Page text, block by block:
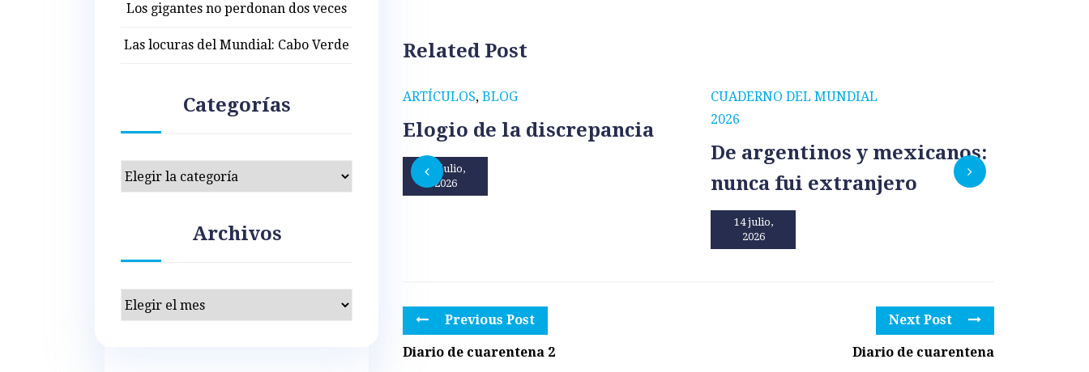
Related Post
ARTÍCULOS, BLOG
Elogio de la discrepancia
31 julio,
2026
CUADERNO DEL MUNDIAL
2026
De argentinos y mexicanos:
nunca fui extranjero
14 julio,
2026
Previous Post
Diario de cuarentena 2
Next Post
Diario de cuarentena
Los gigantes no perdonan dos veces
Las locuras del Mundial: Cabo Verde
Categorías
Categorías
Archivos
Archivos